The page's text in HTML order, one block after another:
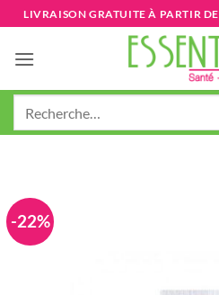
Passer
au
contenu
LIVRAISON GRATUITE À PARTIR
-22%